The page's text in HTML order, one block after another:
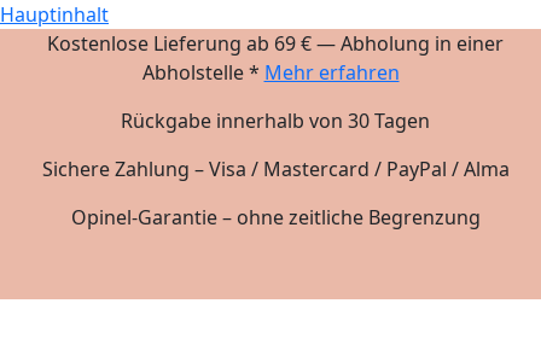
Hauptinhalt
Kostenlose Lieferung ab 69 € — Abholung in einer
Abholstelle * Mehr erfahren
Rückgabe innerhalb von 30 Tagen
Sichere Zahlung – Visa / Mastercard / PayPal / Alma
Opinel-Garantie – ohne zeitliche Begrenzung